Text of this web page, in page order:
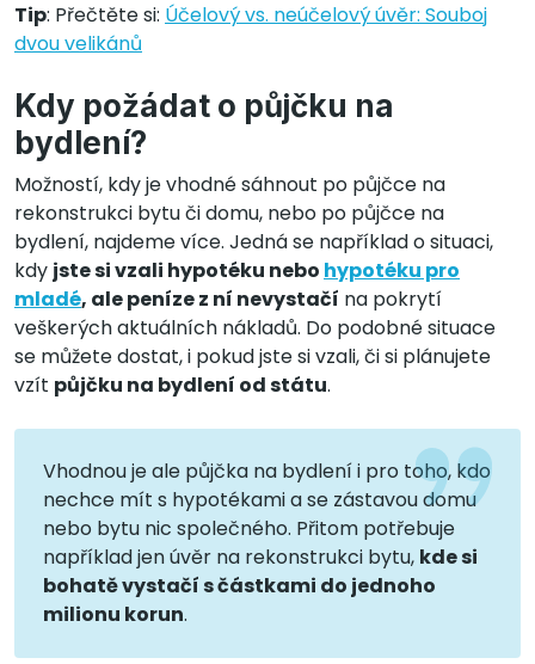
Tip: Přečtěte si: Účelový vs. neúčelový úvěr: Souboj
dvou velikánů
Kdy požádat o půjčku na
bydlení?
Možností, kdy je vhodné sáhnout po půjčce na
rekonstrukci bytu či domu, nebo po půjčce na
bydlení, najdeme více. Jedná se například o situaci,
kdy jste si vzali hypotéku nebo hypotéku pro
mladé, ale peníze z ní nevystačí na pokrytí
veškerých aktuálních nákladů. Do podobné situace
se můžete dostat, i pokud jste si vzali, či si plánujete
vzít půjčku na bydlení od státu.
Vhodnou je ale půjčka na bydlení i pro toho, kdo
nechce mít s hypotékami a se zástavou domu
nebo bytu nic společného. Přitom potřebuje
například jen úvěr na rekonstrukci bytu, kde si
bohatě vystačí s částkami do jednoho
milionu korun.